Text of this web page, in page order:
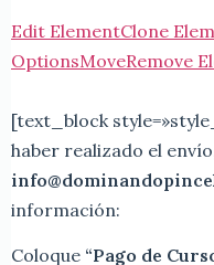
Edit ElementClone
OptionsMoveRemove
[text_block
haber realizado el
información:
Coloque “Pago de